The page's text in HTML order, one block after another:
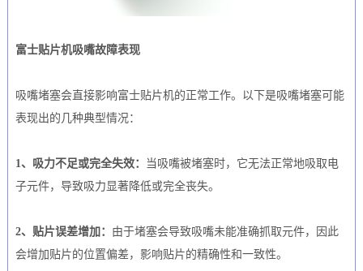
富士贴片机吸嘴故障表现
吸嘴堵塞会直接影响富士贴片机的正常工作。以下是吸嘴堵塞可能
表现出的几种典型情况：
1、吸力不足或完全失效：
当吸嘴被堵塞时，它无法正常地吸取电
子元件，导致吸力显著降低或完全丧失。
2、贴片误差增加： 由于堵塞会导致吸嘴未能准确抓取元件，因此
会增加贴片的位置偏差，影响贴片的精确性和一致性。